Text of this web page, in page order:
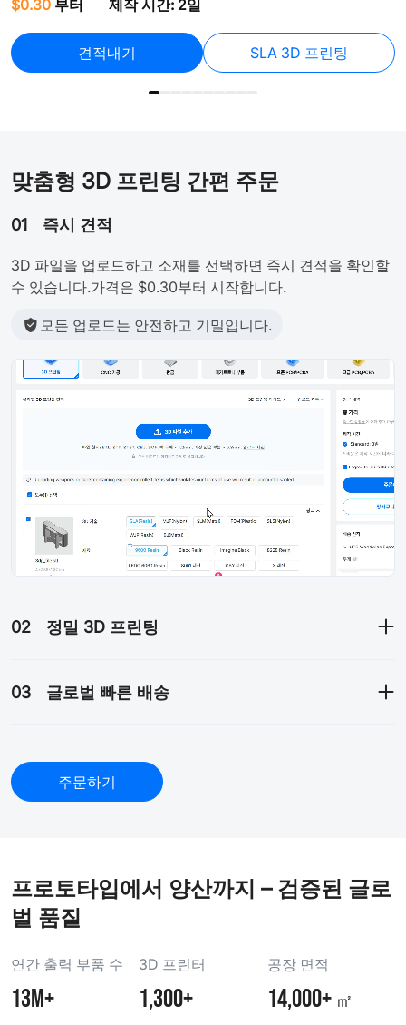
$0.30 부터 제작 시간: 2일
견적내기 SLA 3D 프린팅
맞춤형 3D 프린팅 간편 주문
01 즉시 견적
3D 파일을 업로드하고 소재를 선택하면 즉시 견적을 확인할
수 있습니다.가격은 $0.30부터 시작합니다.
모든 업로드는 안전하고 기밀입니다.
02 정밀 3D 프린팅
03 글로벌 빠른 배송
주문하기
프로토타입에서 양산까지 – 검증된 글로
벌 품질
연간 출력 부품 수
13M+
3D 프린터
1,300+
공장 면적
14,000+ ㎡